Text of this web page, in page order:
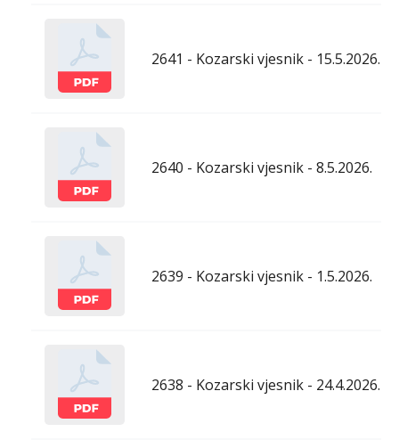
2641 - Kozarski vjesnik - 15.5.2026.
2640 - Kozarski vjesnik - 8.5.2026.
2639 - Kozarski vjesnik - 1.5.2026.
2638 - Kozarski vjesnik - 24.4.2026.